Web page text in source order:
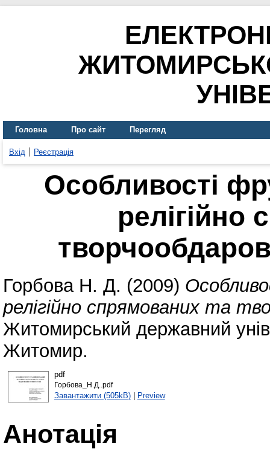
Головна Про сайт Перегляд
Вхід Реєстрація
Особливості
релігійно
Горбова Н. Д. (2009)
релігійно спрямованих та
Житомирський державний
Житомир.
pdf
Горбова_Н.Д..pdf
Завантажити (505kB)| Preview
Анотація